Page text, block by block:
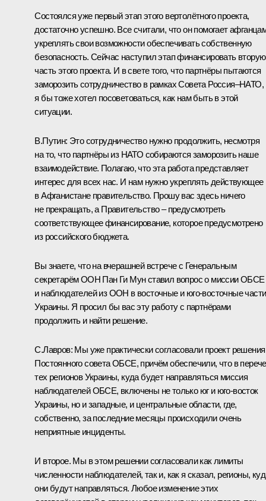
Состоялся уже первый этап этого вертолётного проекта,
достаточно успешно. Все считали, что он помогает
укреплять свои возможности обеспечивать собственную
безопасность. Сейчас наступил этап финансировать вторую
часть этого проекта. И в свете того, что партнёры пытаются
заморозить сотрудничество в рамках Совета Россия–НАТО,
я бы тоже хотел посоветоваться, как нам быть в этой
ситуации.
B.Путин: Это сотрудничество нужно продолжить, несмотря
на то, что партнёры из НАТО собираются заморозить наше
взаимодействие. Полагаю, что эта работа представляет
интерес для всех нас. И нам нужно укреплять действующее
в Афганистане правительство. Прошу вас здесь ничего
не прекращать, а Правительство – предусмотреть
соответствующее финансирование, которое предусмотрено
из российского бюджета.
Вы знаете, что на вчерашней встречес Генеральным
секретарём ООН Пан Ги Мун ставил вопрос о миссии ОБСЕ
и наблюдателей из ООН в восточные и юго-восточные части
Украины. Я просил бы вас эту работу с партнёрами
продолжить и найти решение.
С.Лавров: Мы уже практически согласовали проект решения
Постоянного совета ОБСЕ, причём обеспечили, что в
тех регионов Украины, куда будет направляться миссия
наблюдателей ОБСЕ, включены не только юг и юго-восток
Украины, но и западные, и центральные области, где,
собственно, за последние месяцы происходили очень
неприятные инциденты.
И второе. Мы в этом решении согласовали как лимиты
численности наблюдателей, так и, как я сказал, регионы,
они будут направляться. Любое изменение этих